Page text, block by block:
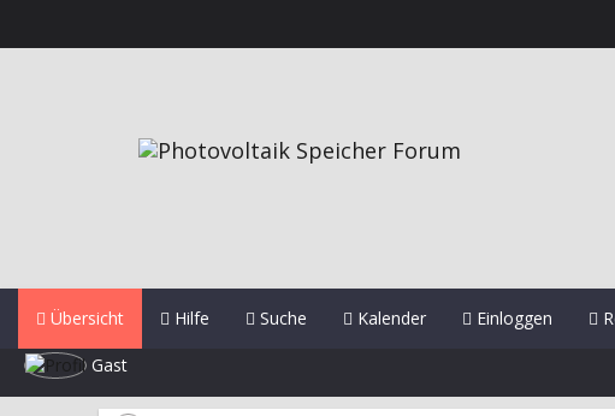
Übersicht Hilfe Suche Kalender Einloggen
Gast